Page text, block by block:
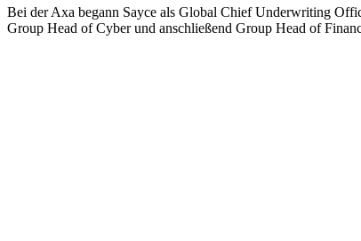
Bei der Axa begann Sayce als Global Chief Underwriting
Group Head of Cyber und anschließend Group Head of